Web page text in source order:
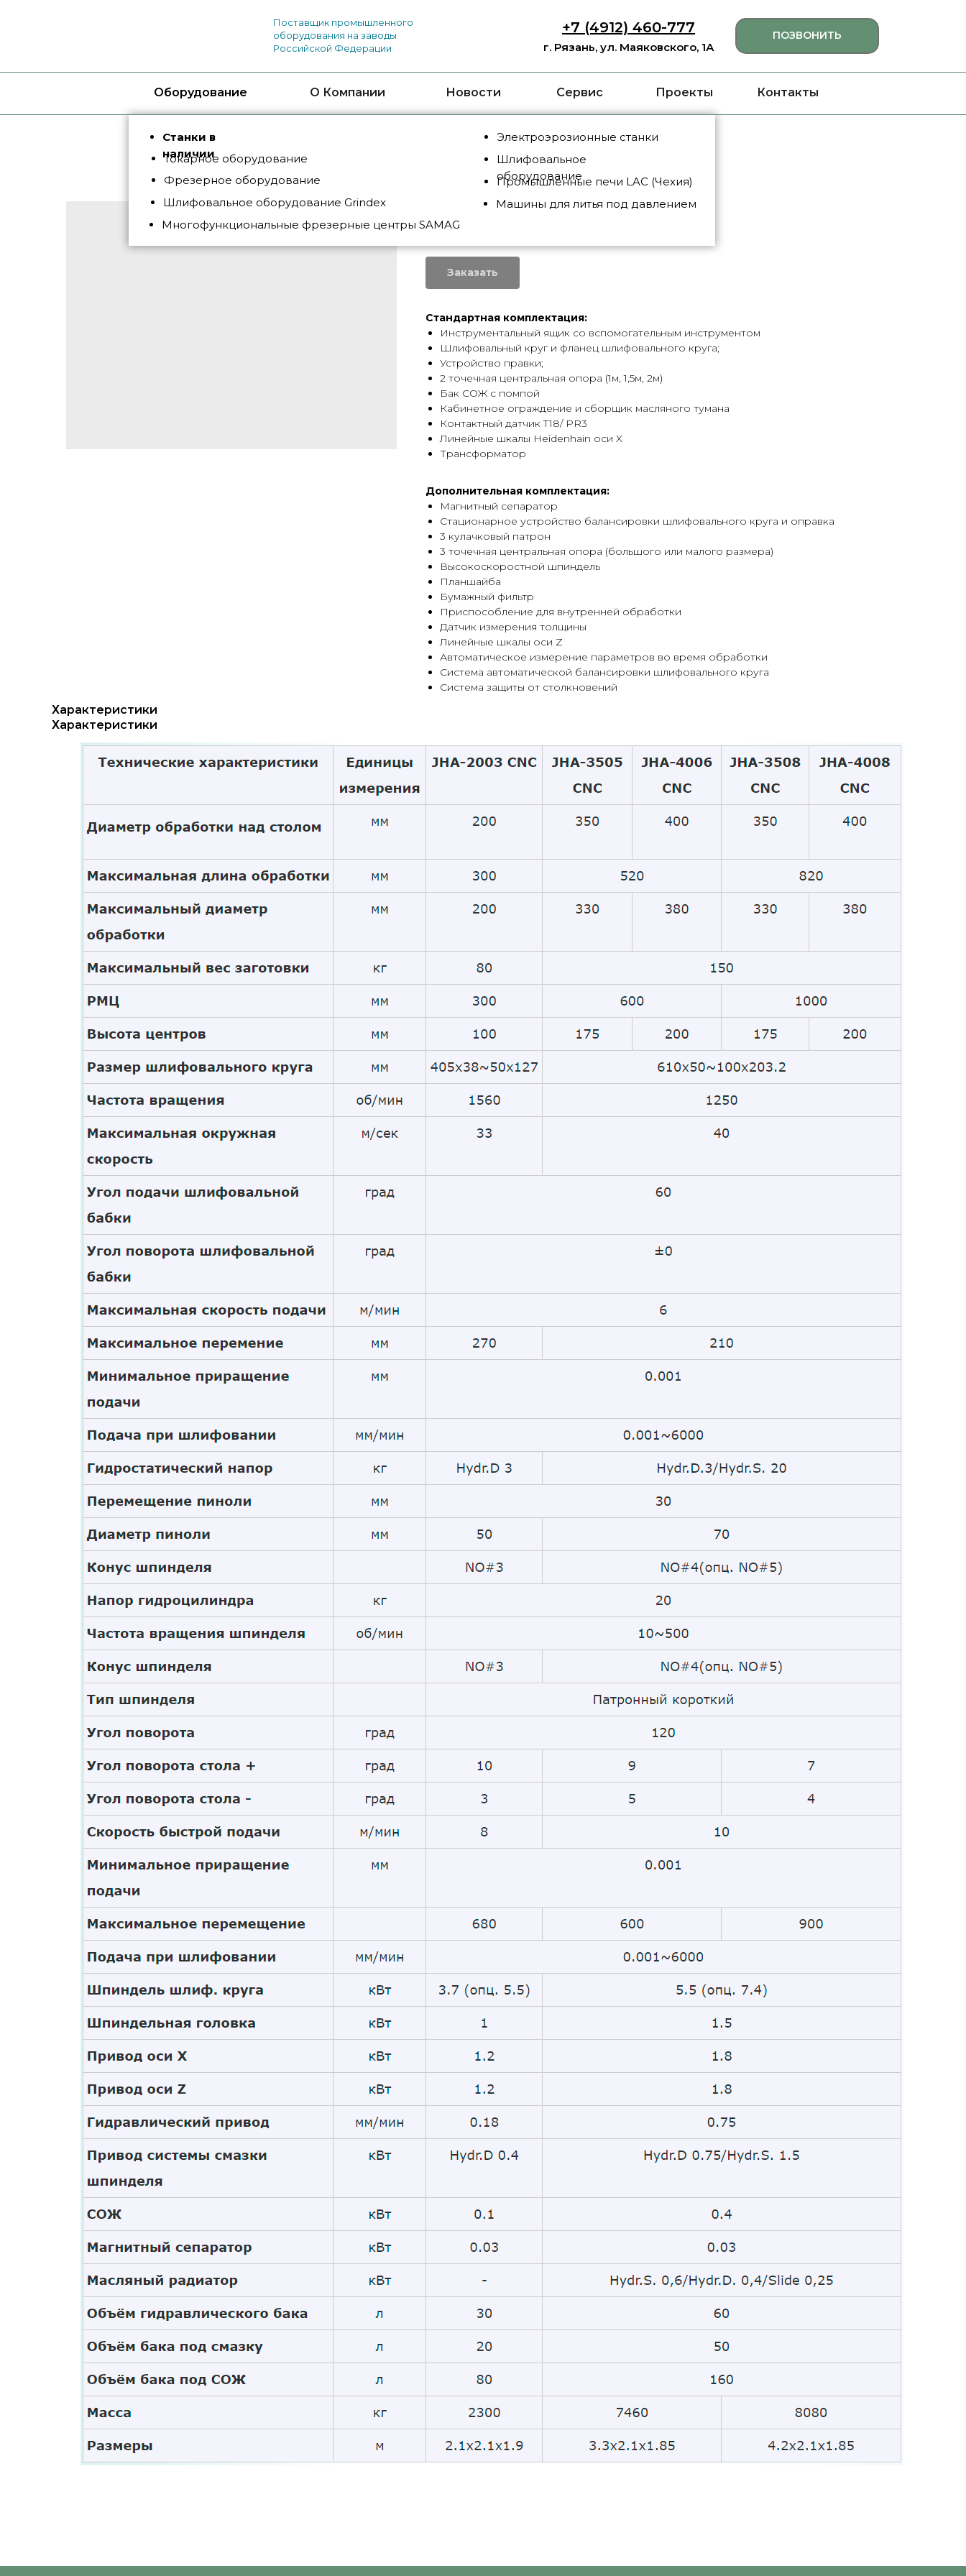
О Компании Сервис Проекты
Новости Контакты
Поставщик промышленного
оборудования на заводы
Российской Федерации
ПОЗВОНИТЬ
+7 (4912) 460-777
г. Рязань, ул. Маяковского, 1А
Оборудование
Токарное оборудование
Электроэрозионные станки
Фрезерное оборудование
Шлифовальное
оборудование
Шлифовальное оборудование Grindex
Промышленные печи LAC (Чехия)
Многофункциональные фрезерные центры SAMAG
Машины для литья под давлением
Станки в
наличии
JHA-2003
Заказать
Стандартная комплектация:
Инструментальный ящик со вспомогательным инструментом
Шлифовальный круг и фланец шлифовального круга;
Устройство правки;
2 точечная центральная опора (1м, 1,5м, 2м)
Бак СОЖ с помпой
Кабинетное ограждение и сборщик масляного тумана
Контактный датчик T18/ PR3
Линейные шкалы Heidenhain оси X
Трансформатор
Дополнительная комплектация:
Магнитный сепаратор
Стационарное устройство балансировки шлифовального круга и оправка
3 кулачковый патрон
3 точечная центральная опора (большого или малого размера)
Высокоскоростной шпиндель
Планшайба
Бумажный фильтр
Приспособление для внутренней обработки
Датчик измерения толщины
Линейные шкалы оси Z
Автоматическое измерение параметров во время обработки
Система автоматической балансировки шлифовального круга
Система защиты от столкновений
Характеристики
Характеристики